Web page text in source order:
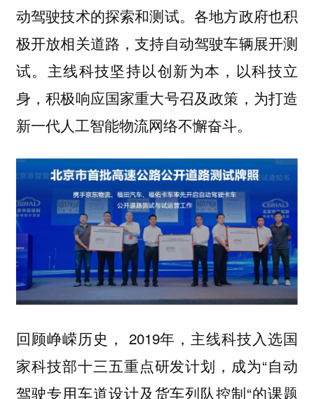
动驾驶技术的探索和测试。各地方政府也积
极开放相关道路，支持自动驾驶车辆展开测
试。 主线科技坚持以创新为本，以科技立
身，积极响应国家重大号召及政策，为打造
新一代人工智能物流网络不懈奋斗。
回顾峥嵘历史， 2019年， 主线科技入选国
家科技部十三五重点研发计划， 成为“自动
驾驶专用车道设计及货车列队控制“的课题